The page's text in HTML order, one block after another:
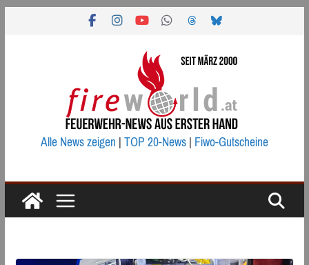
Alle News zeigen|TOP 20-News|Fiwo-Gutscheine